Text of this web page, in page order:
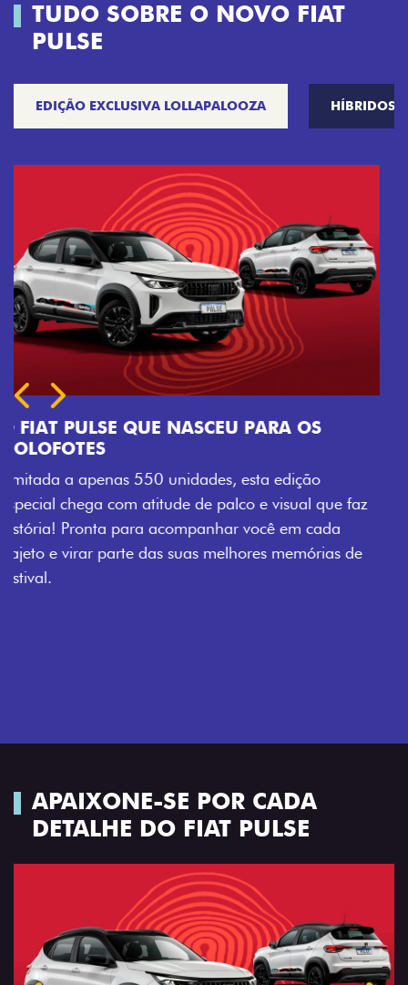
TUDO SOBRE O NOVO FIAT
PULSE
EDIÇÃO EXCLUSIVA LOLLAPALOOZA HÍBRIDOS
APAIXONE-SE POR CADA
DETALHE DO FIAT PULSE